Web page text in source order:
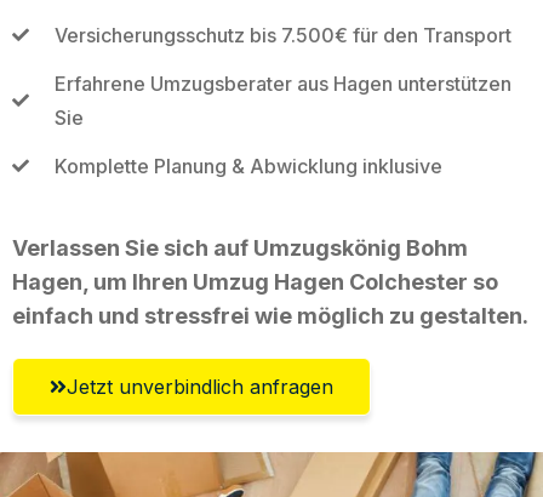
Versicherungsschutz bis 7.500€ für den Transport
Erfahrene Umzugsberater aus Hagen unterstützen
Sie
Komplette Planung & Abwicklung inklusive
Verlassen Sie sich auf Umzugskönig Bohm
Hagen, um Ihren Umzug Hagen Colchester so
einfach und stressfrei wie möglich zu gestalten.
Jetzt unverbindlich anfragen